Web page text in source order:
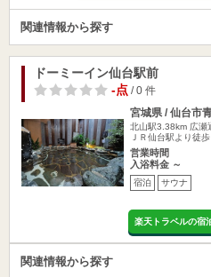
関連情報から探す
ドーミーイン仙台駅前
-点/ 0 件
宮城県 / 仙台市
北山駅3.38km 広瀬
ＪＲ仙台駅より徒
営業時間
入浴料金 ～
宿泊 サウナ
楽天トラベルの宿
関連情報から探す